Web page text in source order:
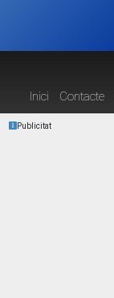
Inici Contacte
Publicitat